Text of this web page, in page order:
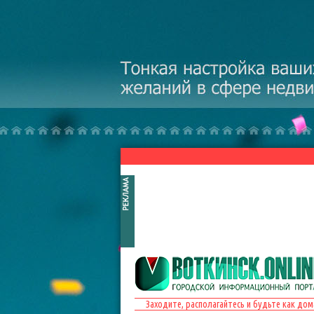
Заходите, располагайтесь и будьте как